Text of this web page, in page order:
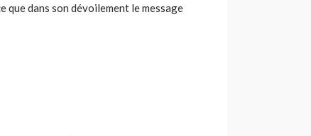
que dans son dévoilement le message